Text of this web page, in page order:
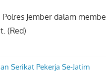
Jember dalam
(Red)
Serikat Pekerja Se-Jatim